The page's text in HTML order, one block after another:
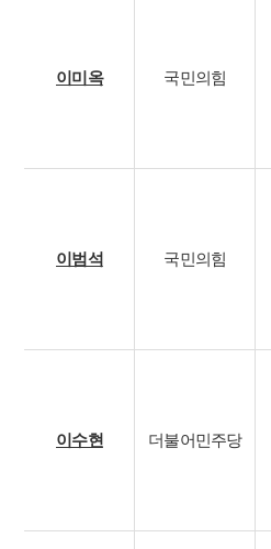
이미옥 국민의힘
이범석 국민의힘
이수현 더불어민주당